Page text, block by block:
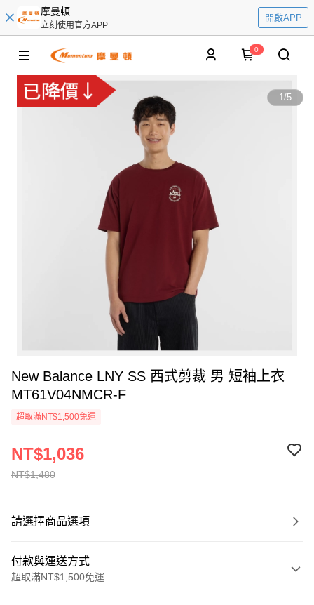
摩曼頓
立刻使用官方APP
開啟APP
0
1/5
New Balance LNY SS 西式剪裁 男 短袖上衣
MT61V04NMCR-F
超取滿NT$1,500免運
NT$1,480
NT$1,036
請選擇商品選項
付款與運送方式
超取滿NT$1,500免運